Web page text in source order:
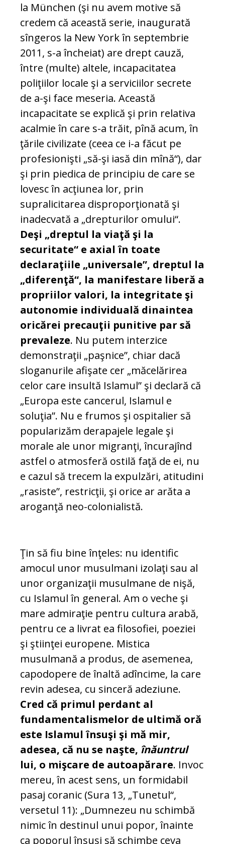
la München (şi nu avem motive să
credem că această serie, inaugurată
sîngeros la New York în septembrie
2011, s-a încheiat) are drept cauză,
între (multe) altele, incapacitatea
poliţiilor locale şi a serviciilor secrete
de a-şi face meseria. Această
incapacitate se explică şi prin relativa
acalmie în care s-a trăit, pînă acum, în
ţările civilizate (ceea ce i-a făcut pe
profesionişti „să-şi iasă din mînă“), dar
şi prin piedica de principiu de care se
lovesc în acţiunea lor, prin
supralicitarea disproporţionată şi
inadecvată a „drepturilor omului“.
Deşi „dreptul la viaţă şi la
securitate“ e axial în toate
declaraţiile „universale”, dreptul la
„diferenţă“, la manifestare liberă a
propriilor valori, la integritate şi
autonomie individuală dinaintea
oricărei precauţii punitive par să
prevaleze. Nu putem interzice
demonstraţii „paşnice”, chiar dacă
sloganurile afişate cer „măcelărirea
celor care insultă Islamul” şi declară că
„Europa este cancerul, Islamul e
soluţia”. Nu e frumos şi ospitalier să
popularizăm derapajele legale şi
morale ale unor migranţi, încurajînd
astfel o atmosferă ostilă faţă de ei, nu
e cazul să trecem la expulzări, atitudini
„rasiste”, restricţii, şi orice ar arăta a
aroganţă neo-colonialistă.
Ţin să fiu bine înţeles: nu identific
amocul unor musulmani izolaţi sau al
unor organizaţii musulmane de nişă,
cu Islamul în general. Am o veche şi
mare admiraţie pentru cultura arabă,
pentru ce a livrat ea filosofiei, poeziei
şi ştiinţei europene. Mistica
musulmană a produs, de asemenea,
capodopere de înaltă adîncime, la care
revin adesea, cu sinceră adeziune.
Cred că primul perdant al
fundamentalismelor de ultimă oră
este Islamul însuşi şi mă mir,
adesea, că nu se naşte, înăuntrul
lui, o mişcare de autoapărare. Invoc
mereu, în acest sens, un formidabil
pasaj coranic (Sura 13, „Tunetul“,
versetul 11): „Dumnezeu nu schimbă
nimic în destinul unui popor, înainte
ca poporul însuşi să schimbe ceva